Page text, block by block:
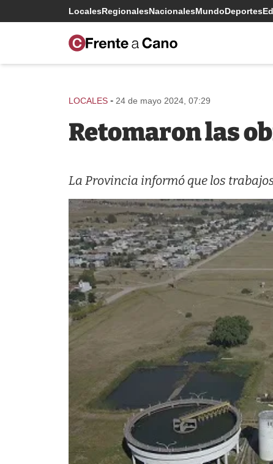
LocalesRegionalesNacionalesMundoDeportes
LOCALES - 24 de mayo 2024, 07:29
Retomaron las
La Provincia informó que los